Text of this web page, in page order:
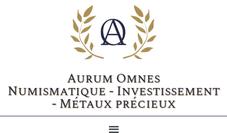
Aurum Omnes
Numismatique - Investissement
- Métaux précieux